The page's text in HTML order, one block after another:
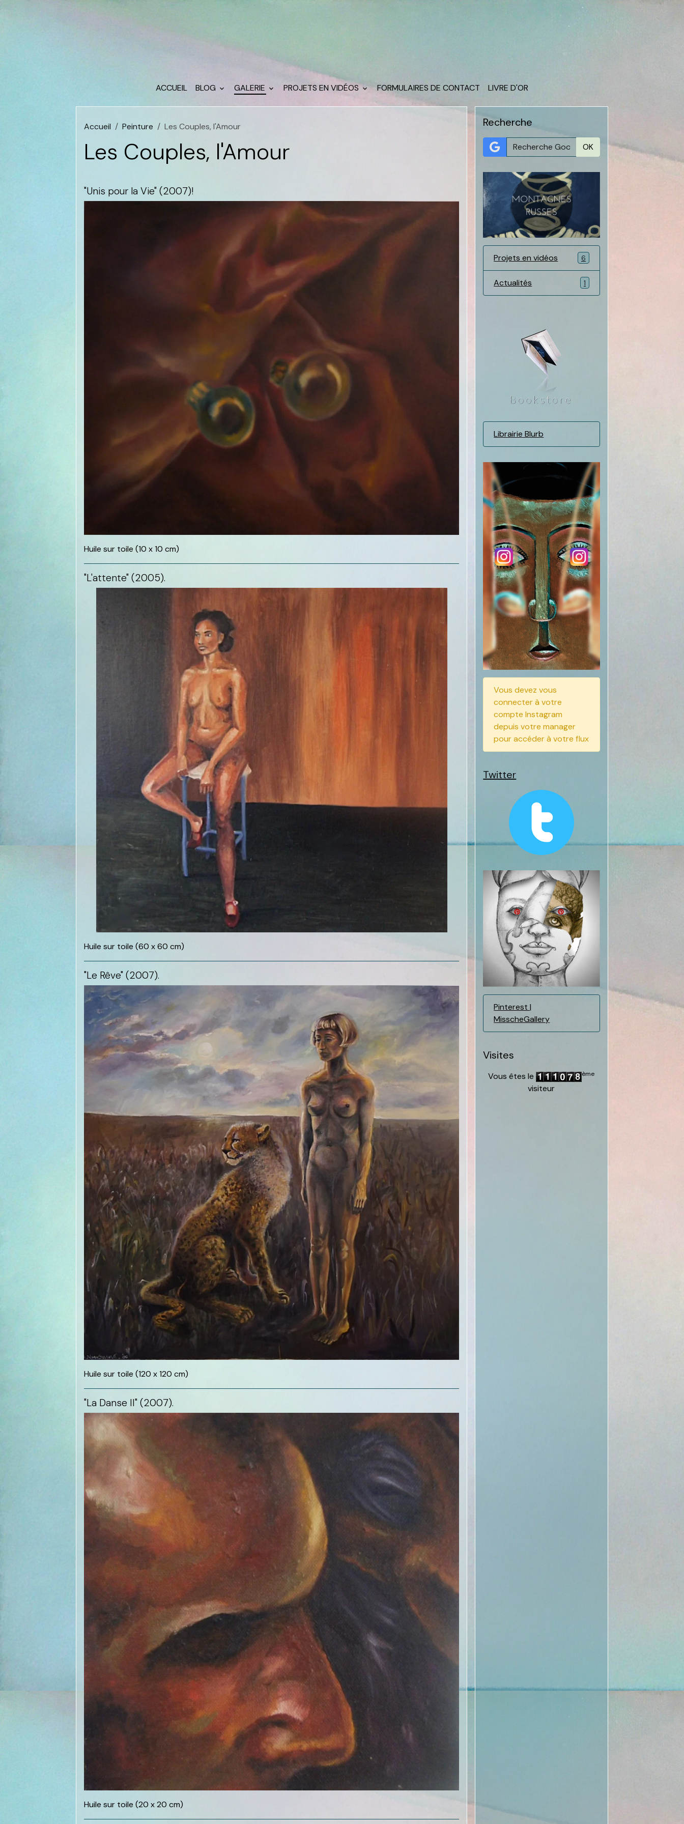
ACCUEIL BLOG GALERIE PROJETS EN VIDÉOS FORMULAIRES DE CONTACT LIVRE D'OR
Accueil Peinture Les Couples, l'Amour
Les Couples, l'Amour
"Unis pour la Vie" (2007)!
Huile sur toile (10 x 10 cm)
"L'attente" (2005).
Huile sur toile (60 x 60 cm)
"Le Rêve" (2007).
Huile sur toile (120 x 120 cm)
"La Danse II" (2007).
Huile sur toile (20 x 20 cm)
Recherche
OK
Projets en vidéos 6
Actualités 1
Librairie Blurb
Vous devez vous
connecter à votre
compte Instagram
depuis votre manager
pour accéder à votre flux
Twitter
Pinterest |
MisscheGallery
Visites
Vous êtes le ème
visiteur